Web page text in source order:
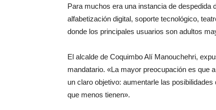
Para muchos era una instancia de despedida
alfabetización digital, soporte tecnológico,
donde los principales usuarios son adultos
El alcalde de Coquimbo Alí Manouchehri,
mandatario. «La mayor preocupación es que
un claro objetivo: aumentarle las
que menos tienen».